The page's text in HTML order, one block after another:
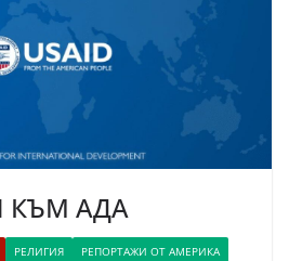
КЪМ АДА
РЕЛИГИЯ РЕПОРТАЖИ ОТ АМЕРИКА